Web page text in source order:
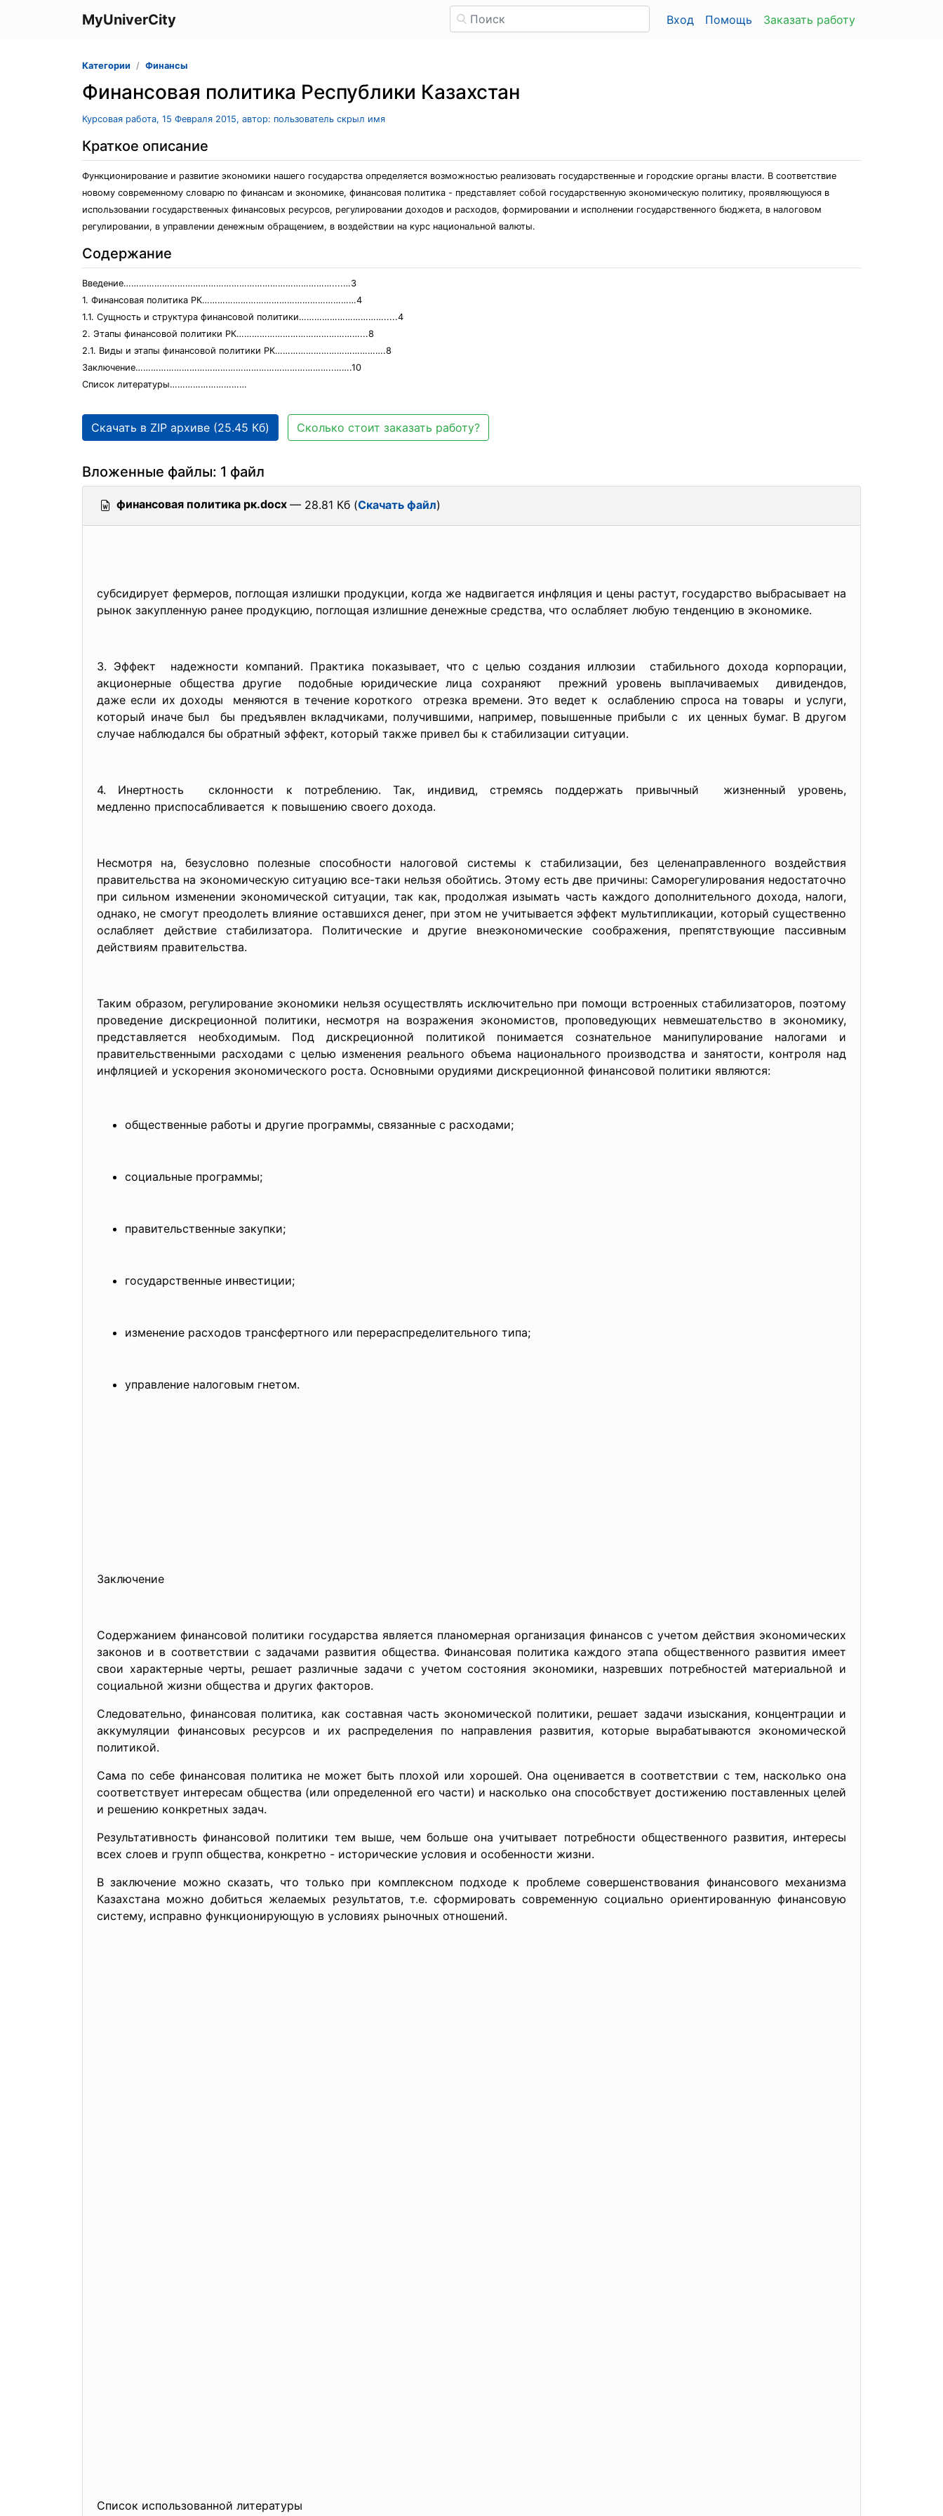
MyUniverCity Вход Помощь Заказать работу
Категории Финансы
Финансовая политика Республики Казахстан
Курсовая работа, 15 Февраля 2015, автор: пользователь скрыл имя
Краткое описание
Функционирование и развитие экономики нашего государства определяется возможностью реализовать государственные и городские органы власти. В соответствие
новому современному словарю по финансам и экономике, финансовая политика - представляет собой государственную экономическую политику, проявляющуюся в
использовании государственных финансовых ресурсов, регулировании доходов и расходов, формировании и исполнении государственного бюджета, в налоговом
регулировании, в управлении денежным обращением, в воздействии на курс национальной валюты.
Содержание
Введение………………………………………………………………………....…3
1. Финансовая политика РК……………………………………………………4
1.1. Сущность и структура финансовой политики…………………………….....4
2. Этапы финансовой политики РК…………………………………………...8
2.1. Виды и этапы финансовой политики РК…………………………………….8
Заключение…………………………………………………………………..…….10
Список литературы…………………………
Скачать в ZIP архиве (25.45 Кб) Сколько стоит заказать работу?
Вложенные файлы: 1 файл
финансовая политика рк.docx — 28.81 Кб (Скачать файл)
субсидирует фермеров, поглощая излишки продукции, когда же надвигается инфляция и цены растут, государство выбрасывает на
рынок закупленную ранее продукцию, поглощая излишние денежные средства, что ослабляет любую тенденцию в экономике.
3. Эффект надежности компаний. Практика показывает, что с целью создания иллюзии стабильного дохода корпорации,
акционерные общества другие подобные юридические лица сохраняют прежний уровень выплачиваемых дивидендов,
даже если их доходы меняются в течение короткого отрезка времени. Это ведет к ослаблению спроса на товары и услуги,
который иначе был бы предъявлен вкладчиками, получившими, например, повышенные прибыли с их ценных бумаг. В другом
случае наблюдался бы обратный эффект, который также привел бы к стабилизации ситуации.
4. Инертность склонности к потреблению. Так, индивид, стремясь поддержать привычный жизненный уровень,
медленно приспосабливается к повышению своего дохода.
Несмотря на, безусловно полезные способности налоговой системы к стабилизации, без целенаправленного воздействия
правительства на экономическую ситуацию все-таки нельзя обойтись. Этому есть две причины: Саморегулирования недостаточно
при сильном изменении экономической ситуации, так как, продолжая изымать часть каждого дополнительного дохода, налоги,
однако, не смогут преодолеть влияние оставшихся денег, при этом не учитывается эффект мультипликации, который существенно
ослабляет действие стабилизатора. Политические и другие внеэкономические соображения, препятствующие пассивным
действиям правительства.
Таким образом, регулирование экономики нельзя осуществлять исключительно при помощи встроенных стабилизаторов, поэтому
проведение дискреционной политики, несмотря на возражения экономистов, проповедующих невмешательство в экономику,
представляется необходимым. Под дискреционной политикой понимается сознательное манипулирование налогами и
правительственными расходами с целью изменения реального объема национального производства и занятости, контроля над
инфляцией и ускорения экономического роста. Основными орудиями дискреционной финансовой политики являются:
общественные работы и другие программы, связанные с расходами;
социальные программы;
правительственные закупки;
государственные инвестиции;
изменение расходов трансфертного или перераспределительного типа;
управление налоговым гнетом.
Заключение
Содержанием финансовой политики государства является планомерная организация финансов с учетом действия экономических
законов и в соответствии с задачами развития общества. Финансовая политика каждого этапа общественного развития имеет
свои характерные черты, решает различные задачи с учетом состояния экономики, назревших потребностей материальной и
социальной жизни общества и других факторов.
Следовательно, финансовая политика, как составная часть экономической политики, решает задачи изыскания, концентрации и
аккумуляции финансовых ресурсов и их распределения по направления развития, которые вырабатываются экономической
политикой.
Сама по себе финансовая политика не может быть плохой или хорошей. Она оценивается в соответствии с тем, насколько она
соответствует интересам общества (или определенной его части) и насколько она способствует достижению поставленных целей
и решению конкретных задач.
Результативность финансовой политики тем выше, чем больше она учитывает потребности общественного развития, интересы
всех слоев и групп общества, конкретно - исторические условия и особенности жизни.
В заключение можно сказать, что только при комплексном подходе к проблеме совершенствования финансового механизма
Казахстана можно добиться желаемых результатов, т.е. сформировать современную социально ориентированную финансовую
систему, исправно функционирующую в условиях рыночных отношений.
Список использованной литературы